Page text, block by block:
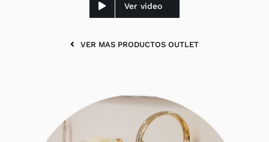
Ver video
VER MAS PRODUCTOS OUTLET